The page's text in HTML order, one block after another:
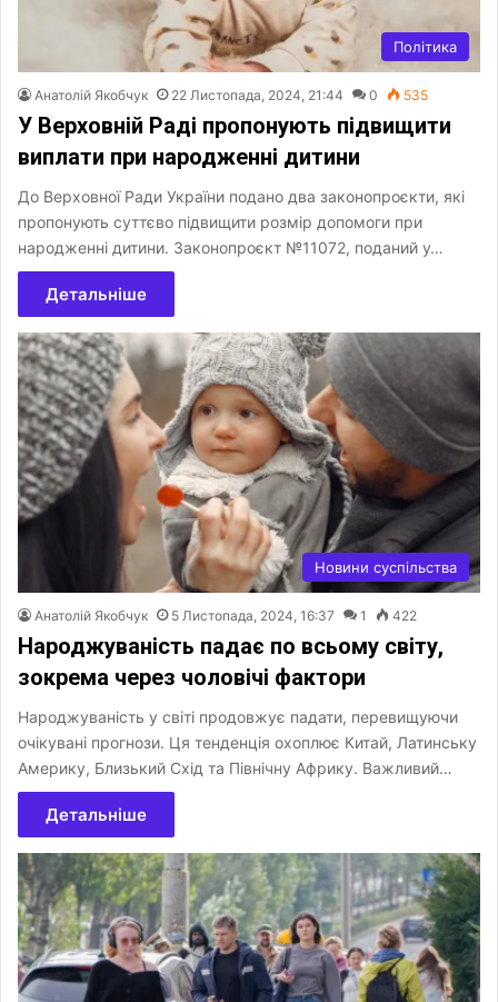
Політика
Анатолій Якобчук 22 Листопада, 2024, 21:44 0 535
У Верховній Раді пропонують підвищити
виплати при народженні дитини
До Верховної Ради України подано два законопроєкти, які
пропонують суттєво підвищити розмір допомоги при
народженні дитини. Законопроєкт №11072, поданий у…
Детальніше
Новини суспільства
Анатолій Якобчук 5 Листопада, 2024, 16:37 1 422
Народжуваність падає по всьому світу,
зокрема через чоловічі фактори
Народжуваність у світі продовжує падати, перевищуючи
очікувані прогнози. Ця тенденція охоплює Китай, Латинську
Америку, Близький Схід та Північну Африку. Важливий…
Детальніше